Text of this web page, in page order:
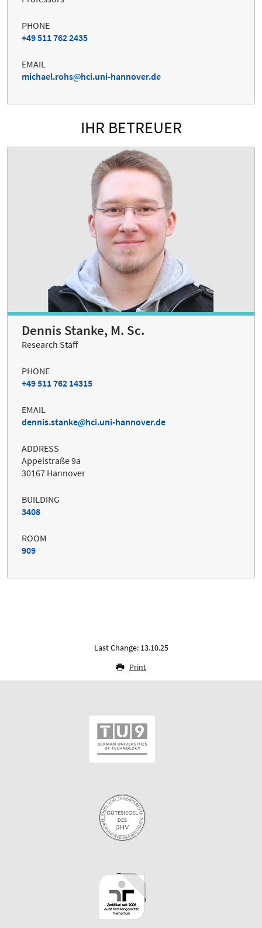
PHONE
+49 511 762 2435
EMAIL
michael.rohs
hci.uni-hannover.de
IHR BETREUER
Dennis Stanke, M. Sc.
Research Staff
PHONE
+49 511 762 14315
EMAIL
dennis.stanke
hci.uni-hannover.de
ADDRESS
Appelstraße 9a
30167 Hannover
BUILDING
3408
ROOM
909
Last Change: 13.10.25
Print